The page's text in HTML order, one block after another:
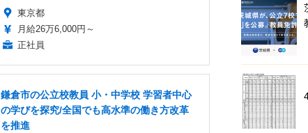
東京都
月給26万6,000円～
正社員
鎌倉市の公立校教員 小・中学校 学習者中心
の学びを探究/全国でも高水準の働き方改革
を推進